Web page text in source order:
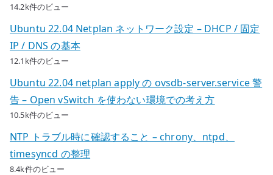
14.2k件のビュー
Ubuntu 22.04 Netplan ネットワーク設定 – DHCP / 固定
IP / DNS の基本
12.1k件のビュー
Ubuntu 22.04 netplan apply の ovsdb-server.service 警
告 – Open vSwitch を使わない環境での考え方
10.5k件のビュー
NTP トラブル時に確認すること – chrony、ntpd、
timesyncd の整理
8.4k件のビュー